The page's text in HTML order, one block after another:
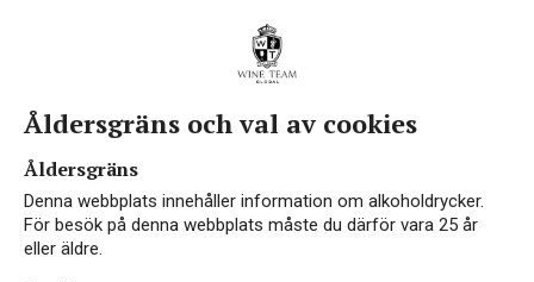
Åldersgräns och val av cookies
Åldersgräns
Denna webbplats innehåller information om alkoholdrycker.
För besök på denna webbplats måste du därför vara 25 år
eller äldre.